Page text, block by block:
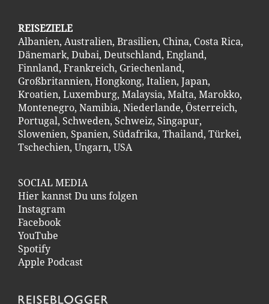
REISEZIELE
Albanien, Australien, Brasilien, China, Costa Rica,
Dänemark, Dubai, Deutschland, England,
Finnland, Frankreich, Griechenland,
Großbritannien, Hongkong, Italien, Japan,
Kroatien, Luxemburg, Malaysia, Malta, Marokko,
Montenegro, Namibia, Niederlande, Österreich,
Portugal, Schweden, Schweiz, Singapur,
Slowenien, Spanien, Südafrika, Thailand, Türkei,
Tschechien, Ungarn, USA
SOCIAL MEDIA
Hier kannst Du uns folgen
Instagram
Facebook
YouTube
Spotify
Apple Podcast